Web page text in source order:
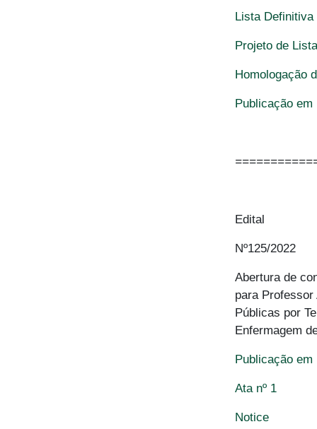
Lista
Projeto de
Homologação
Publicação
Edital
Nº125/2022
Abertura de
para Professor
Públicas por
Enfermagem
Publicação em
Ata nº 1
Notice